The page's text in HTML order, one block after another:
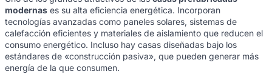
modernas es su alta eficiencia energética. Incorporan
tecnologías avanzadas como paneles solares, sistemas de
calefacción eficientes y materiales de aislamiento que reducen el
consumo energético. Incluso hay casas diseñadas bajo los
estándares de «construcción pasiva», que pueden generar más
energía de la que consumen.